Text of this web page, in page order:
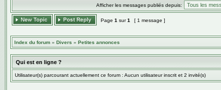
Afficher les messages publiés depuis:
Page 1 sur1 [ 1 message ]
Index du forum » Divers » Petites annonces
Qui est en ligne ?
Utilisateur(s) parcourant actuellement ce forum : Aucun utilisateur inscrit et 2 invité(s)